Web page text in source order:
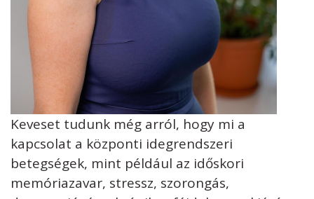
Keveset tudunk még arról, hogy mi a
kapcsolat a központi idegrendszeri
betegségek, mint például az időskori
memóriazavar, stressz, szorongás,